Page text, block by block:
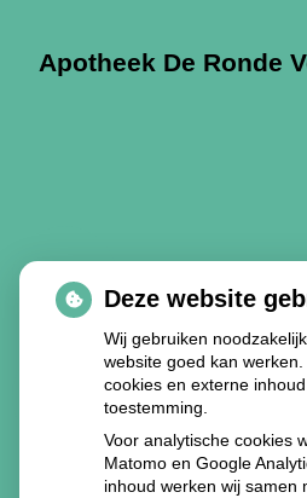
Apotheek De Ronde
Deze website
Wij gebruiken
website goed kan
cookies en externe
toestemming.
Voor analytische cookies
Matomo en Google
inhoud werken wij samen